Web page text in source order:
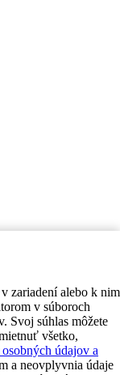
zariadení alebo k nim
v súboroch
Svoj súhlas môžete
všetko,
údajov a
a neovplyvnia údaje